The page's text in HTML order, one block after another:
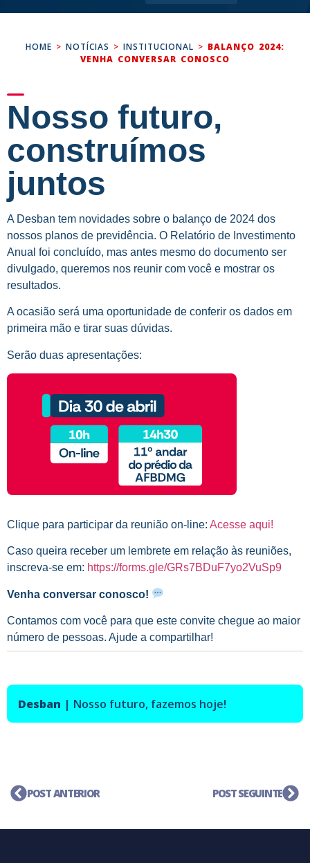
HOME > NOTÍCIAS > INSTITUCIONAL > BALANÇO 2024:
VENHA CONVERSAR CONOSCO
Nosso futuro,
construímos
juntos
A Desban tem novidades sobre o balanço de 2024 dos
nossos planos de previdência. O Relatório de Investimento
Anual foi concluído, mas antes mesmo do documento ser
divulgado, queremos nos reunir com você e mostrar os
resultados.
A ocasião será uma oportunidade de conferir os dados em
primeira mão e tirar suas dúvidas.
Serão duas apresentações:
Clique para participar da reunião on-line: Acesse aqui!
Caso queira receber um lembrete em relação às reuniões,
inscreva-se em: https://forms.gle/GRs7BDuF7yo2VuSp9
Venha conversar conosco!
Contamos com você para que este convite chegue ao maior
número de pessoas. Ajude a compartilhar!
Desban | Nosso futuro, fazemos hoje!
POST ANTERIOR POST SEGUINTE